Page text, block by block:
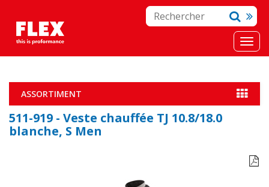
ASSORTIMENT
511-919 - Veste chauffée TJ 10.8/18.0
blanche, S Men
